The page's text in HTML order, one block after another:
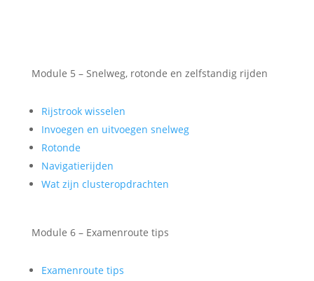
Module 5 – Snelweg, rotonde en zelfstandig rijden
Rijstrook wisselen
Invoegen en uitvoegen snelweg
Rotonde
Navigatierijden
Wat zijn clusteropdrachten
Module 6 – Examenroute tips
Examenroute tips